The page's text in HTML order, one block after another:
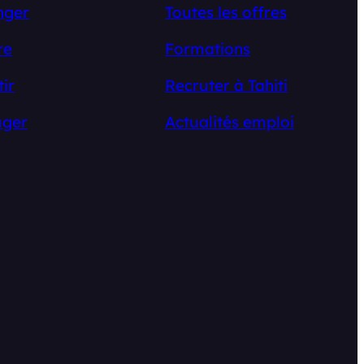
Toutes les offres
Formations
Recruter à Tahiti
Actualités emploi